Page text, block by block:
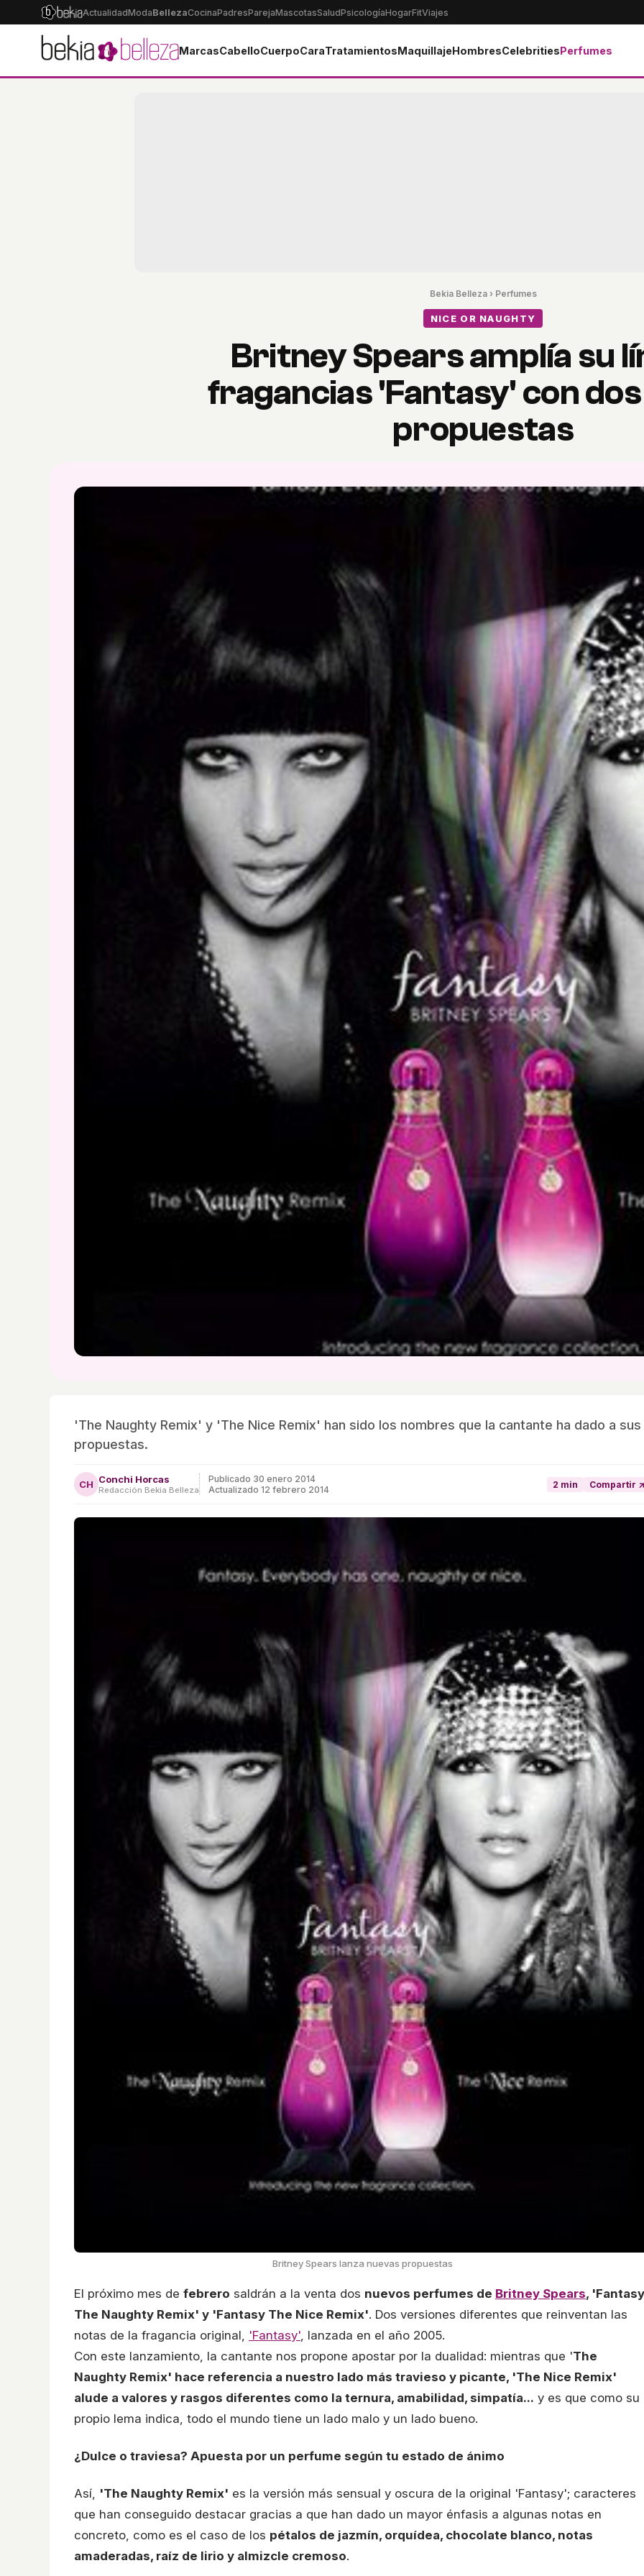
ActualidadModaBellezaCocinaPadresParejaMascotasSaludPsicologíaHogarFitViajes
MarcasCabelloCuerpoCaraTratamientosMaquillajeHombresCelebritiesPerfumes
Bekia Belleza› Perfumes
NICE OR NAUGHTY
Britney Spears amplía su
fragancias 'Fantasy' con
propuestas
'The Naughty Remix' y 'The Nice Remix' han sido los nombres que la cantante ha dado a sus
propuestas.
CH Conchi Horcas
Redacción Bekia Belleza
Publicado 30 enero 2014
Actualizado 12 febrero 2014
2 min Compartir ↗
Britney Spears lanza nuevas propuestas
El próximo mes de febrero saldrán a la venta dos nuevos perfumes de Britney Spears, 'Fantasy
The Naughty Remix' y 'Fantasy The Nice Remix'. Dos versiones diferentes que reinventan las
notas de la fragancia original, 'Fantasy', lanzada en el año 2005.
Con este lanzamiento, la cantante nos propone apostar por la dualidad: mientras que 'The
Naughty Remix' hace referencia a nuestro lado más travieso y picante, 'The Nice Remix'
alude a valores y rasgos diferentes como la ternura, amabilidad, simpatía... y es que como su
propio lema indica, todo el mundo tiene un lado malo y un lado bueno.
¿Dulce o traviesa? Apuesta por un perfume según tu estado de ánimo
Así, 'The Naughty Remix' es la versión más sensual y oscura de la original 'Fantasy'; caracteres
que han conseguido destacar gracias a que han dado un mayor énfasis a algunas notas en
concreto, como es el caso de los pétalos de jazmín, orquídea, chocolate blanco, notas
amaderadas, raíz de lirio y almizcle cremoso.